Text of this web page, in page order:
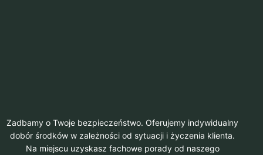
Zadbamy o Twoje bezpieczeństwo. Oferujemy indywidualny
dobór środków w zależności od sytuacji i życzenia klienta.
Na miejscu uzyskasz fachowe porady od naszego